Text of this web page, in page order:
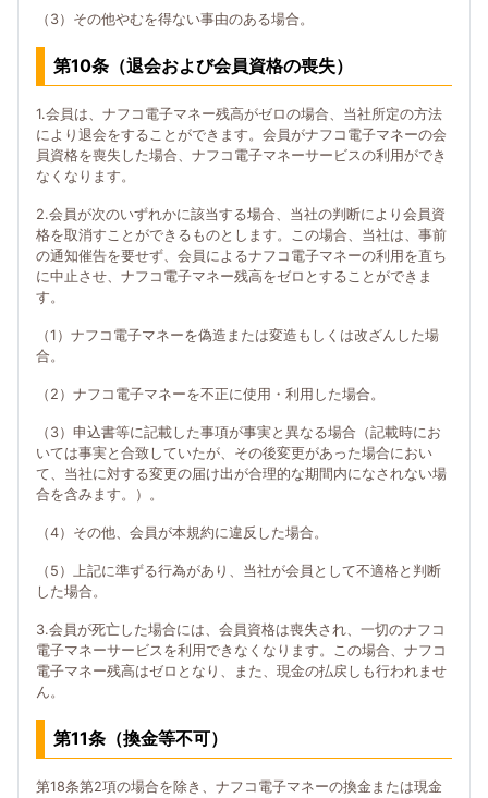
（3）その他やむを得ない事由のある場合。
第10条（退会および会員資格の喪失）
1.会員は、ナフコ電子マネー残高がゼロの場合、当社所定の方法
により退会をすることができます。会員がナフコ電子マネーの会
員資格を喪失した場合、ナフコ電子マネーサービスの利用ができ
なくなります。
2.会員が次のいずれかに該当する場合、当社の判断により会員資
格を取消すことができるものとします。この場合、当社は、事前
の通知催告を要せず、会員によるナフコ電子マネーの利用を直ち
に中止させ、ナフコ電子マネー残高をゼロとすることができま
す。
（1）ナフコ電子マネーを偽造または変造もしくは改ざんした場
合。
（2）ナフコ電子マネーを不正に使用・利用した場合。
（3）申込書等に記載した事項が事実と異なる場合（記載時にお
いては事実と合致していたが、その後変更があった場合におい
て、当社に対する変更の届け出が合理的な期間内になされない場
合を含みます。）。
（4）その他、会員が本規約に違反した場合。
（5）上記に準ずる行為があり、当社が会員として不適格と判断
した場合。
3.会員が死亡した場合には、会員資格は喪失され、一切のナフコ
電子マネーサービスを利用できなくなります。この場合、ナフコ
電子マネー残高はゼロとなり、また、現金の払戻しも行われませ
ん。
第11条（換金等不可）
第18条第2項の場合を除き、ナフコ電子マネーの換金または現金